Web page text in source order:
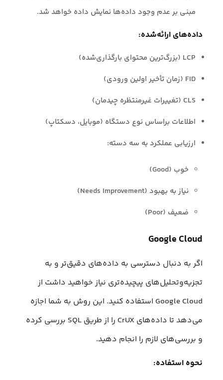
مبنی بر عدم وجود داده‌ها نمایش داده خواهد شد.
داده‌های ارائه‌شده:
LCP (بزرگ‌ترین محتوای بارگذاری‌شده)
FID (زمان تأخیر اولین ورودی)
CLS (تغییرات غیرمنتظره چیدمان)
اطلاعات براساس نوع دستگاه (موبایل، دسکتاپ)
ارزیابی عملکرد به سه دسته:
خوب (Good)
نیاز به بهبود (Needs Improvement)
ضعیف (Poor)
Google Cloud
اگر به دنبال دسترسی به داده‌های دقیق‌تر و به
تجزیه‌وتحلیل‌های پیچیده‌تری نیاز خواهید داشت از
Google Cloud استفاده کنید. این روش به شما اجازه
می‌دهد تا داده‌های CrUX را از طریق SQL بررسی کرده
و بررسی‌های لازم را انجام دهید.
نحوه استفاده: